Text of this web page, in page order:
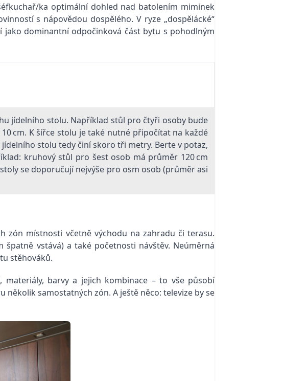
ka optimální dohled nad batolením miminek
s nápovědou dospělého. V ryze „dospělácké“
dominantní odpočinková část bytu s pohodlným
jídelního stolu. Například stůl pro čtyři osoby bude
cm. K šířce stolu je také nutné připočítat na každé
stolu tedy činí skoro tři metry. Berte v potaz,
kruhový stůl pro šest osob má průměr 120 cm
se doporučují nejvýše pro osm osob (průměr asi
zón místnosti včetně východu na zahradu či terasu.
vstává) a také početnosti návštěv. Neúměrná
stěhováků.
barvy a jejich kombinace – to vše působí
samostatných zón. A ještě něco: televize by se